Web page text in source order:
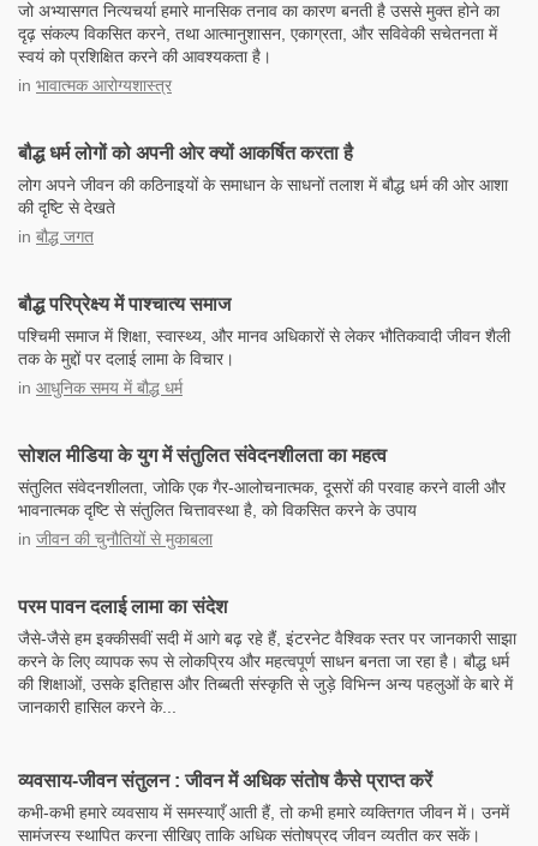
जो अभ्यासगत नित्यचर्या हमारे मानसिक तनाव का कारण बनती है उससे मुक्त होने का
दृढ़ संकल्प विकसित करने, तथा आत्मानुशासन, एकाग्रता, और सविवेकी सचेतनता में
स्वयं को प्रशिक्षित करने की आवश्यकता है।
in भावात्मक आरोग्यशास्त्र
बौद्ध धर्म लोगों को अपनी ओर क्यों आकर्षित करता है
लोग अपने जीवन की कठिनाइयों के समाधान के साधनों तलाश में बौद्ध धर्म की ओर आशा
की दृष्टि से देखते
in बौद्ध जगत
बौद्ध परिप्रेक्ष्य में पाश्चात्य समाज
पश्चिमी समाज में शिक्षा, स्वास्थ्य, और मानव अधिकारों से लेकर भौतिकवादी जीवन शैली
तक के मुद्दों पर दलाई लामा के विचार।
in आधुनिक समय में बौद्ध धर्म
सोशल मीडिया के युग में संतुलित संवेदनशीलता का महत्व
संतुलित संवेदनशीलता, जोकि एक गैर-आलोचनात्मक, दूसरों की परवाह करने वाली और
भावनात्मक दृष्टि से संतुलित चित्तावस्था है, को विकसित करने के उपाय
in जीवन की चुनौतियों से मुकाबला
परम पावन दलाई लामा का संदेश
जैसे-जैसे हम इक्कीसवीं सदी में आगे बढ़ रहे हैं, इंटरनेट वैश्विक स्तर पर जानकारी साझा
करने के लिए व्यापक रूप से लोकप्रिय और महत्वपूर्ण साधन बनता जा रहा है। बौद्ध धर्म
की शिक्षाओं, उसके इतिहास और तिब्बती संस्कृति से जुड़े विभिन्न अन्य पहलुओं के बारे में
जानकारी हासिल करने के...
व्यवसाय-जीवन संतुलन : जीवन में अधिक संतोष कैसे प्राप्त करें
कभी-कभी हमारे व्यवसाय में समस्याएँ आती हैं, तो कभी हमारे व्यक्तिगत जीवन में। उनमें
सामंजस्य स्थापित करना सीखिए ताकि अधिक संतोषप्रद जीवन व्यतीत कर सकें।